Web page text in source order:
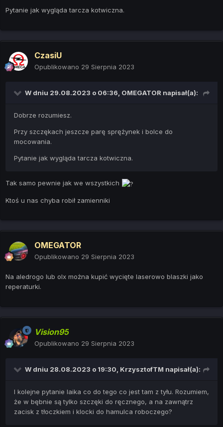
Pytanie jak wygląda tarcza kotwiczna.
CzasiU
Opublikowano 29 Sierpnia 2023
W dniu 29.08.2023 o 06:36, OMEGATOR napisał(a):
Dobrze rozumiesz.
Przy szczękach jeszcze parę sprężynek i bolce do
mocowania.
Pytanie jak wygląda tarcza kotwiczna.
Tak samo pewnie jak we wszystkich
Ktoś u nas chyba robił zamienniki
OMEGATOR
Opublikowano 29 Sierpnia 2023
Na aledrogo lub olx można kupić wycięte laserowo blaszki jako
reperaturki.
Vision95
Opublikowano 29 Sierpnia 2023
W dniu 28.08.2023 o 19:30, KrzysztofTM napisał(a):
I kolejne pytanie laika co do tego co jest tam z tyłu. Rozumiem,
że w bębnie są tylko szczęki do ręcznego, a na zawnątrz
zacisk z tłoczkiem i klocki do hamulca roboczego?